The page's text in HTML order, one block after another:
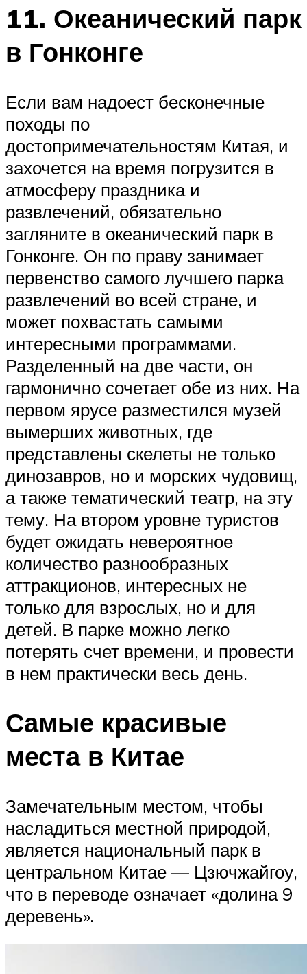
11. Океанический парк
в Гонконге
Если вам надоест бесконечные
походы по
достопримечательностям Китая, и
захочется на время погрузится в
атмосферу праздника и
развлечений, обязательно
загляните в океанический парк в
Гонконге. Он по праву занимает
первенство самого лучшего парка
развлечений во всей стране, и
может похвастать самыми
интересными программами.
Разделенный на две части, он
гармонично сочетает обе из них. На
первом ярусе разместился музей
вымерших животных, где
представлены скелеты не только
динозавров, но и морских чудовищ,
а также тематический театр, на эту
тему. На втором уровне туристов
будет ожидать невероятное
количество разнообразных
аттракционов, интересных не
только для взрослых, но и для
детей. В парке можно легко
потерять счет времени, и провести
в нем практически весь день.
Самые красивые
места в Китае
Замечательным местом, чтобы
насладиться местной природой,
является национальный парк в
центральном Китае — Цзючжайгоу,
что в переводе означает «долина 9
деревень».